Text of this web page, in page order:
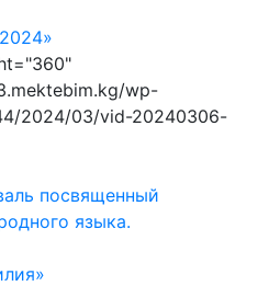
wp-
2024/03/vid-20240306-
посвященный
языка.